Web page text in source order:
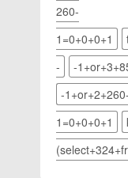
260-
1=0+0+0+1
-
-
-
1=0+0+0+1